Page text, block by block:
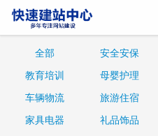
全部 安全安保
教育培训
母婴护理
车辆物流
旅游住宿
家具电器
礼品饰品